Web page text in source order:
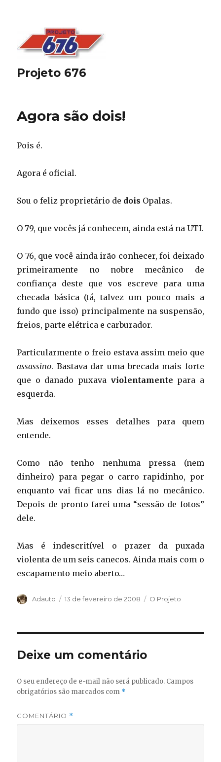
Projeto 676
Agora são dois!
Pois é.
Agora é oficial.
Sou o feliz proprietário de dois Opalas.
O 79, que vocês já conhecem, ainda está na UTI.
O 76, que você ainda irão conhecer, foi deixado
primeiramente no nobre mecânico de
confiança deste que vos escreve para uma
checada básica (tá, talvez um pouco mais a
fundo que isso) principalmente na suspensão,
freios, parte elétrica e carburador.
Particularmente o freio estava assim meio que
assassino. Bastava dar uma brecada mais forte
que o danado puxava violentamente para a
esquerda.
Mas deixemos esses detalhes para quem
entende.
Como não tenho nenhuma pressa (nem
dinheiro) para pegar o carro rapidinho, por
enquanto vai ficar uns dias lá no mecânico.
Depois de pronto farei uma “sessão de fotos”
dele.
Mas é indescritível o prazer da puxada
violenta de um seis canecos. Ainda mais com o
escapamento meio aberto…
Autor
Adauto
Publicado
13 de fevereiro de 2008 Categorias
O Projeto
Deixe um comentário
O seu endereço de e-mail não será publicado. Campos
obrigatórios são marcados com *
COMENTÁRIO *